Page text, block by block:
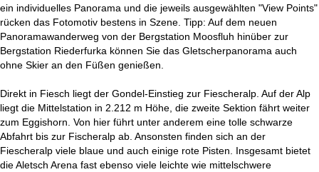
ein individuelles Panorama und die jeweils ausgewählten "View Points"
rücken das Fotomotiv bestens in Szene. Tipp: Auf dem neuen
Panoramawanderweg von der Bergstation Moosfluh hinüber zur
Bergstation Riederfurka können Sie das Gletscherpanorama auch
ohne Skier an den Füßen genießen.
Direkt in Fiesch liegt der Gondel-Einstieg zur Fiescheralp. Auf der Alp
liegt die Mittelstation in 2.212 m Höhe, die zweite Sektion fährt weiter
zum Eggishorn. Von hier führt unter anderem eine tolle schwarze
Abfahrt bis zur Fischeralp ab. Ansonsten finden sich an der
Fiescheralp viele blaue und auch einige rote Pisten. Insgesamt bietet
die Aletsch Arena fast ebenso viele leichte wie mittelschwere